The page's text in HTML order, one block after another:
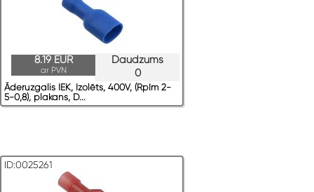
Daudzums
0
8.19 EUR
ar PVN
Āderuzgalis IEK, Izolēts, 400V, (RpIm 2-
5-0,8), plakans, D...
ID:0025261